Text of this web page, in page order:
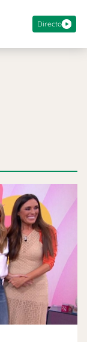
Directo